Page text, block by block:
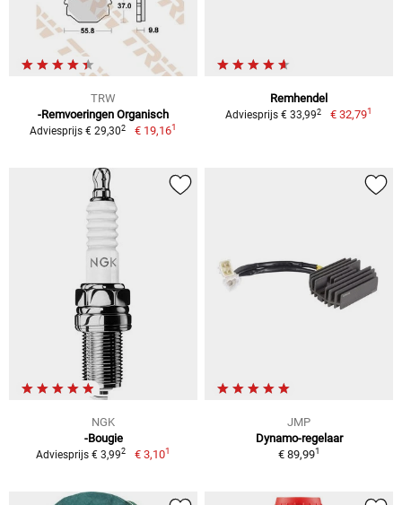
TRW
-Remvoeringen Organisch
Adviesprijs € 29,302 € 19,161
Remhendel
Adviesprijs € 33,992 € 32,791
NGK
-Bougie
Adviesprijs € 3,992 € 3,101
JMP
Dynamo-regelaar
€ 89,991